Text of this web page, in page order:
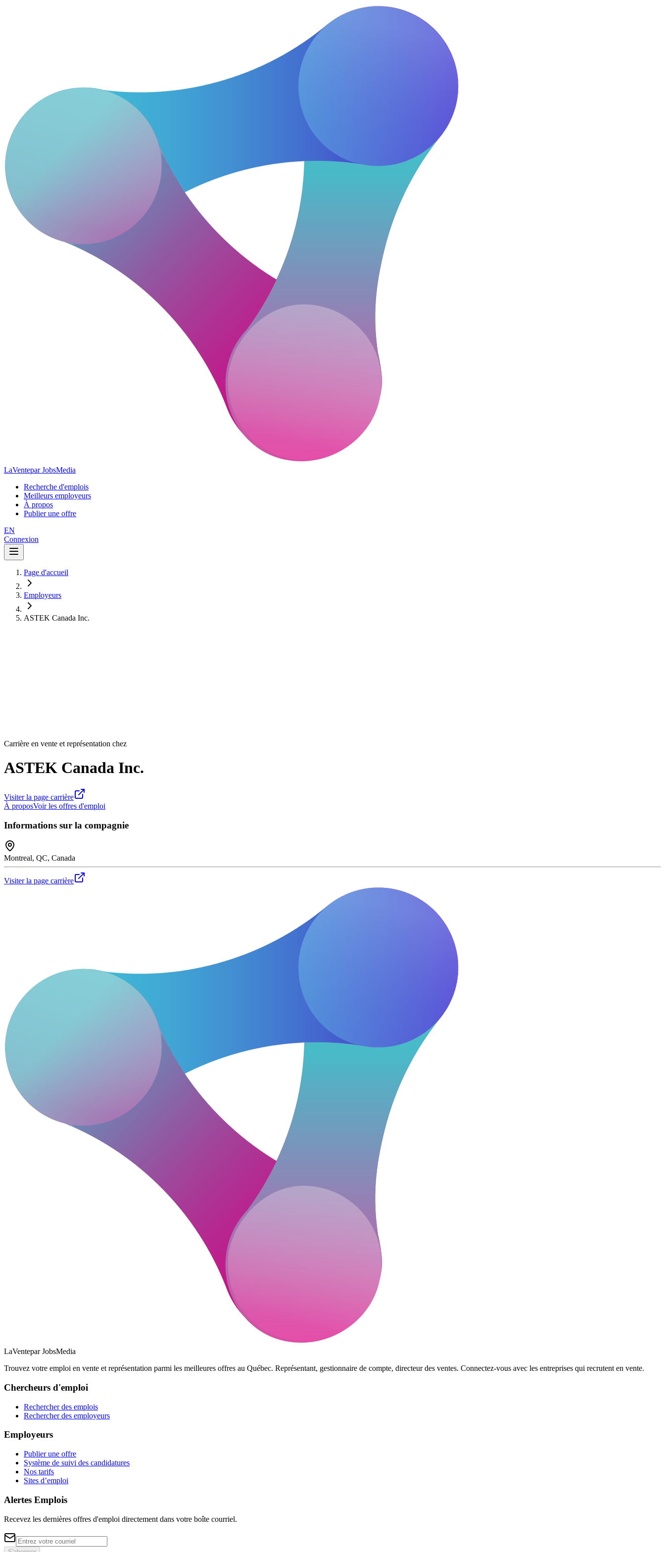
LaVentepar JobsMedia
Recherche d'emplois
Meilleurs employeurs
À propos
Publier une offre
EN
Connexion
Page d'accueil
Employeurs
ASTEK Canada Inc.
Carrière en vente et représentation chez
ASTEK Canada Inc.
Visiter la page carrière
À proposVoir les offres d'emploi
Informations sur la compagnie
Montreal, QC, Canada
Visiter la page carrière
LaVentepar JobsMedia
Trouvez votre emploi en vente et représentation parmi les meilleures offres au Québec. Représentant, gestionnaire de compte, directeur des ventes. Connectez-vous avec les entreprises qui recrutent en vente.
Chercheurs d'emploi
Rechercher des emplois
Rechercher des employeurs
Employeurs
Publier une offre
Système de suivi des candidatures
Nos tarifs
Sites d’emploi
Alertes Emplois
Recevez les dernières offres d'emploi directement dans votre boîte courriel.